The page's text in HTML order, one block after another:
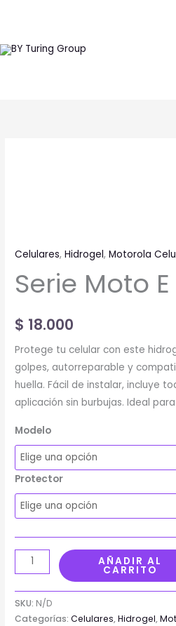
contenido
Celulares,Hidrogel,Motorola
Serie Moto E
$ 18.000
Protege tu celular con este
golpes, autorreparable y
huella. Fácil de instalar, incluye
aplicación sin burbujas. Ideal
Modelo
Protector
AÑADIR AL
CARRITO
SKU: N/D
Categorías:Celulares,Hidrogel,